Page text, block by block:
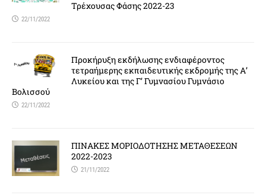
Τρέχουσας Φάσης 2022-23
22/11/2022
Προκήρυξη εκδήλωσης ενδιαφέροντος
τετραήμερης εκπαιδευτικής εκδρομής της Α’
Λυκείου και της Γ’ Γυμνασίου Γυμνάσιο
Βολισσού
22/11/2022
ΠΙΝΑΚΕΣ ΜΟΡΙΟΔΟΤΗΣΗΣ ΜΕΤΑΘΕΣΕΩΝ
2022-2023
21/11/2022